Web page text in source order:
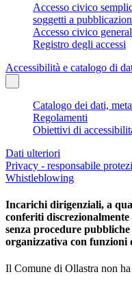
Accesso civico
soggetti a
Accesso civico
Registro degli accessi
Accessibilità e catalogo di
Catalogo dei dati,
Regolamenti
Obiettivi di
Dati ulteriori
Privacy - responsabile
Whistleblowing
Incarichi dirigenziali, a
conferiti
senza procedure
organizzativa con funzioni
Il Comune di Ollastra non